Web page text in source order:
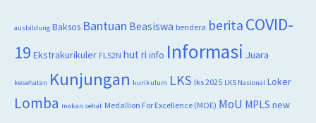
ausbildung Baksos Bantuan Beasiswa bendera berita COVID-
19 Ekstrakurikuler FLS2N hut ri info Informasi Juara
kesehatan Kunjungan kurikulum LKS lks 2025 LKS Nasional Loker
Lomba makan sehat Medallion For Excellence (MOE) MoU MPLS new